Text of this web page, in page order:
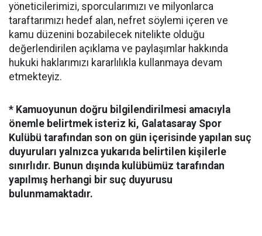
yöneticilerimizi, sporcularımızı ve milyonlarca
taraftarımızı hedef alan, nefret söylemi içeren ve
kamu düzenini bozabilecek nitelikte olduğu
değerlendirilen açıklama ve paylaşımlar hakkında
hukuki haklarımızı kararlılıkla kullanmaya devam
etmekteyiz.
* Kamuoyunun doğru bilgilendirilmesi amacıyla
önemle belirtmek isteriz ki, Galatasaray Spor
Kulübü tarafından son on gün içerisinde yapılan suç
duyuruları yalnızca yukarıda belirtilen kişilerle
sınırlıdır. Bunun dışında kulübümüz tarafından
yapılmış herhangi bir suç duyurusu
bulunmamaktadır.